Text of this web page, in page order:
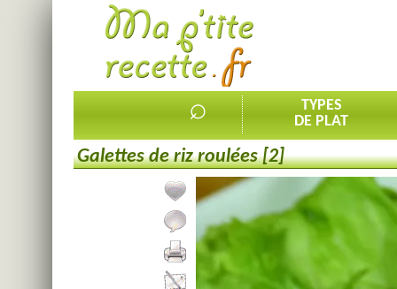
⌕
TYPES
DE PLAT
Galettes de riz roulées [2]
Ajouter la recette à mes favorites
Commenter, noter la recette
Imprimer la recette
Partager cette recette